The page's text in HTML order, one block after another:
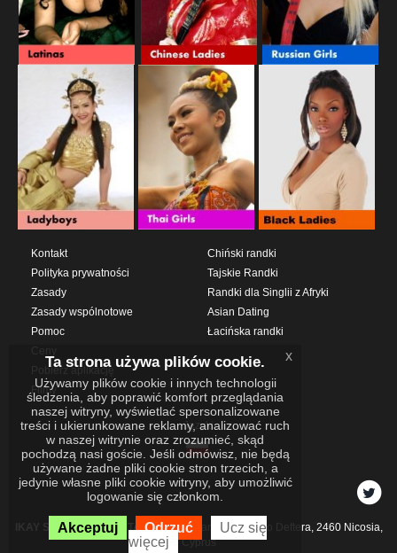
Kontakt
Polityka prywatności
Zasady
Zasady wspólnotowe
Pomoc
Pobierz aplikację
Filmy
Chiński randki
Tajskie Randki
Randki dla Singlii z Afryki
Asian Dating
Łacińska randki
Języki
IKAY SOFTWARE PORTAL LIMITEDXanthis 22, Kato Deftera, 2460 Nicosia,
Cyprus
Ta strona używa plików cookie.
Używamy plików cookie i innych technologii
śledzenia, aby poprawić komfort przeglądania
naszej witryny, wyświetlać spersonalizowane
treści i ukierunkowane reklamy, analizować ruch
w naszej witrynie oraz zrozumieć, skąd
pochodzą nasi goście. Jeśli odmówisz, nie będą
używane żadne pliki cookie stron trzecich, a
jedynie własne pliki cookie witryny, aby umożliwić
logowanie się członkom.
Akceptuj Odrzuć
Ucz się
więcej
x